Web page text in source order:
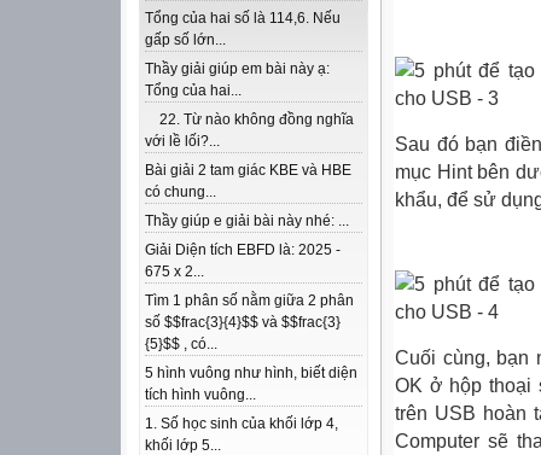
Tổng của hai số là 114,6. Nếu
gấp số lớn...
Thầy giải giúp em bài này ạ:
Tổng của hai...
22. Từ nào không đồng nghĩa
với lề lối?...
Bài giải 2 tam giác KBE và HBE
có chung...
Thầy giúp e giải bài này nhé: ...
Giải Diện tích EBFD là: 2025 -
675 x 2...
Tìm 1 phân số nằm giữa 2 phân
số $$frac{3}{4}$$ và $$frac{3}
{5}$$ , có...
5 hình vuông như hình, biết diện
tích hình vuông...
1. Số học sinh của khối lớp 4,
khối lớp 5...
Sau đó bạn
mục Hint bên
khẩu, để sử
Cuối cùng, bạn
OK ở hộp thoại
trên USB hoàn
Computer sẽ